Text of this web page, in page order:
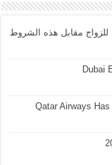
مقابل هذه الشروط
Dubai
Qatar Airways